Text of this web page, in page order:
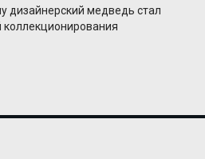
дизайнерский медведь стал